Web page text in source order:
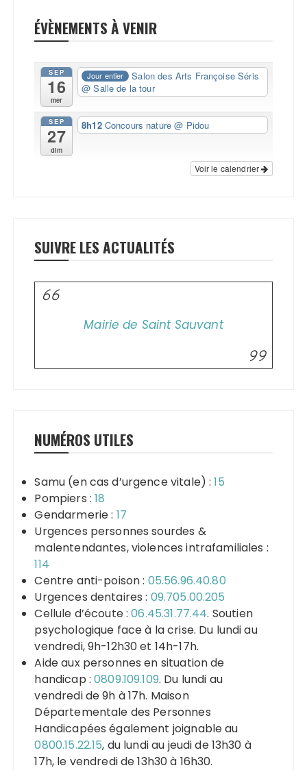
ÉVÈNEMENTS À VENIR
SEP
16
mer
Jour entier
Salon des Arts Françoise Séris
@ Salle de la tour
SEP
27
dim
8h12 Concours nature@ Pidou
Voir le calendrier
SUIVRE LES ACTUALITÉS
Mairie de Saint Sauvant
NUMÉROS UTILES
Samu (en cas d’urgence vitale) :15
Pompiers :18
Gendarmerie : 17
Urgences personnes sourdes &
malentendantes, violences intrafamiliales :
114
Centre anti-poison : 05.56.96.40.80
Urgences dentaires : 09.705.00.205
Cellule d’écoute :06.45.31.77.44. Soutien
psychologique face à la crise. Du lundi au
vendredi, 9h-12h30 et 14h-17h.
Aide aux personnes en situation de
handicap :0809.109.109. Du lundi au
vendredi de 9h à 17h. Maison
Départementale des Personnes
Handicapées également joignable au
0800.15.22.15, du lundi au jeudi de 13h30 à
17h, le vendredi de 13h30 à 16h30.